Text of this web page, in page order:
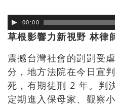
00:00
草根影響力新視野 林律
震撼台灣社會的剴剴受
分，地方法院在今日宣
死，有期徒刑 2 年。判
定期進入保母家、觀察